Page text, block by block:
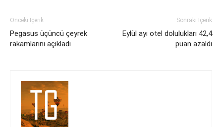
Önceki İçerik
Pegasus üçüncü çeyrek
rakamlarını açıkladı
Sonraki İçerik
Eylül ayı otel dolulukları 42,4
puan azaldı